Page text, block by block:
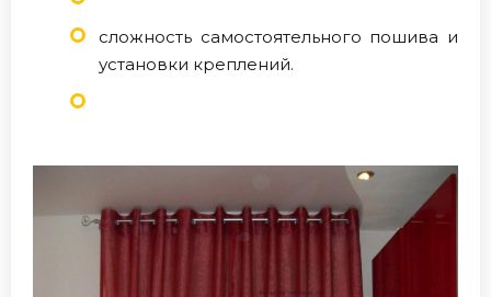
сложность самостоятельного пошива и
установки креплений.